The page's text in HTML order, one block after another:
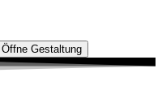
Öffne Gestaltung